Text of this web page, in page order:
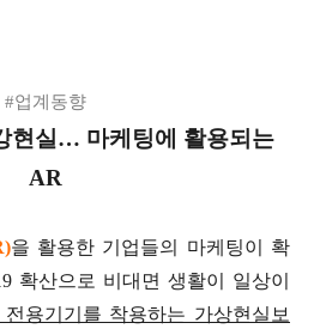
#업계동향
현실… 마케팅에 활용되는
AR
을 활용한 기업들의 마케팅이 확
확산으로 비대면 생활이 일상이
용기기를 착용하는 가상현실보